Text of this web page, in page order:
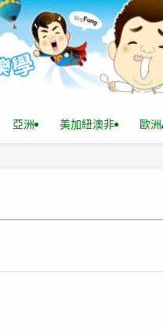
亞洲 美加紐澳非 歐洲